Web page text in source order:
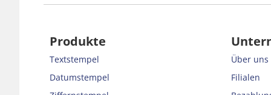
Produkte
Textstempel
Datumstempel
Über uns
Filialen